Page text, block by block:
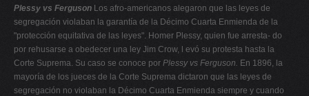
Plessy vs Ferguson Los afro-americanos alegaron que las leyes de
segregación violaban la garantía de la Décimo Cuarta Enmienda de la
"protección equitativa de las leyes". Homer Plessy, quien fue arresta- do
por rehusarse a obedecer una ley Jim Crow, l evó su protesta hasta la
Corte Suprema. Su caso se conoce por Plessy vs Ferguson. En 1896, la
mayoría de los jueces de la Corte Suprema dictaron que las leyes de
segregación no violaban la Décimo Cuarta Enmienda siempre y cuando